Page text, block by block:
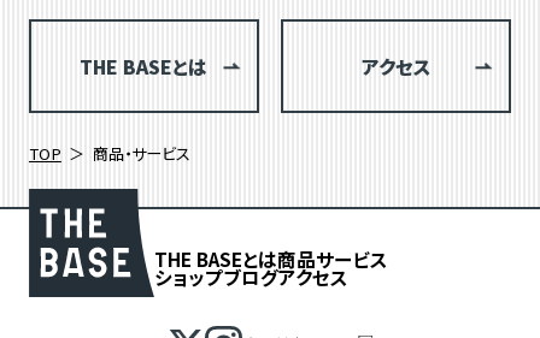
THE BASEとは アクセス
TOP 商品・サービス
THE BASEとは商品サービス
ショップブログアクセス